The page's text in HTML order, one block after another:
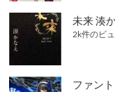
未来 湊
2k件のビ
ファン